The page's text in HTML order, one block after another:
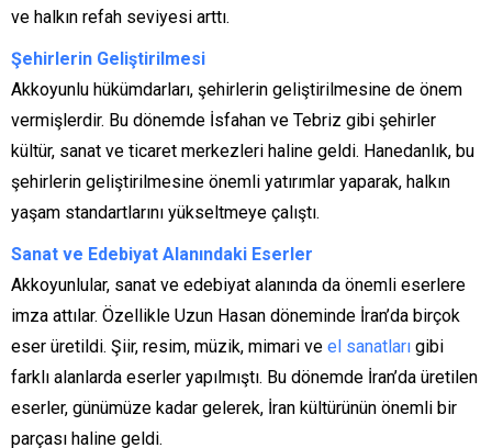
ve halkın refah seviyesi arttı.
Şehirlerin Geliştirilmesi
Akkoyunlu hükümdarları, şehirlerin geliştirilmesine de önem
vermişlerdir. Bu dönemde İsfahan ve Tebriz gibi şehirler
kültür, sanat ve ticaret merkezleri haline geldi. Hanedanlık, bu
şehirlerin geliştirilmesine önemli yatırımlar yaparak, halkın
yaşam standartlarını yükseltmeye çalıştı.
Sanat ve Edebiyat Alanındaki Eserler
Akkoyunlular, sanat ve edebiyat alanında da önemli eserlere
imza attılar. Özellikle Uzun Hasan döneminde İran’da birçok
eser üretildi. Şiir, resim, müzik, mimari ve el sanatları gibi
farklı alanlarda eserler yapılmıştı. Bu dönemde İran’da üretilen
eserler, günümüze kadar gelerek, İran kültürünün önemli bir
parçası haline geldi.